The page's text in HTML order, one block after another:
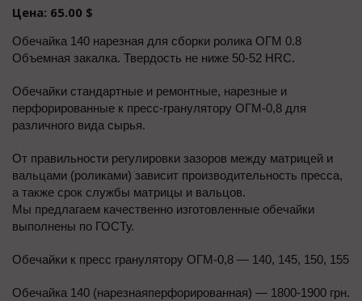
Цена: 65.00 $
Обечайка 140 нарезная для сборки ролика ОГМ 0.8
Объемная закалка. Твердость не ниже 50-52 HRС.
Обечайки стандартные и ремонтные, нарезные и
перфорированные к пресс-гранулятору ОГМ-0,8 для
различного вида сырья.
От правильности регулировки зазоров между матрицей и
вальцами (роликами) зависит производительность пресса,
а также срок службы матрицы и вальцов.
Мы предлагаем качественно изготовленные обечайки
выполнены по ГОСТу.
Обечайки к пресс гранулятору ОГМ-0,8 — 140, 145, 150, 155
Обечайка 140 (нарезнаяперфорированная) — 1800-1900 грн.